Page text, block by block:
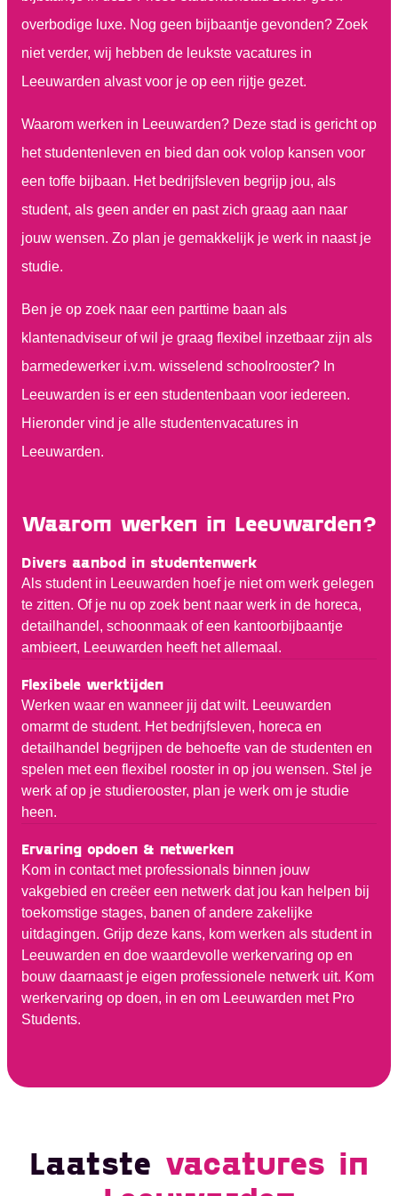
overbodige luxe. Nog geen bijbaantje gevonden? Zoek
niet verder, wij hebben de leukste vacatures in
Leeuwarden alvast voor je op een rijtje gezet.
Waarom werken in Leeuwarden? Deze stad is gericht op
het studentenleven en bied dan ook volop kansen voor
een toffe bijbaan. Het bedrijfsleven begrijp jou, als
student, als geen ander en past zich graag aan naar
jouw wensen. Zo plan je gemakkelijk je werk in naast je
studie.
Ben je op zoek naar een parttime baan als
klantenadviseur of wil je graag flexibel inzetbaar zijn als
barmedewerker i.v.m. wisselend schoolrooster? In
Leeuwarden is er een studentenbaan voor iedereen.
Hieronder vind je alle studentenvacatures in
Leeuwarden.
Waarom werken in Leeuwarden?
Divers aanbod in studentenwerk
Als student in Leeuwarden hoef je niet om werk gelegen
te zitten. Of je nu op zoek bent naar werk in de horeca,
detailhandel, schoonmaak of een kantoorbijbaantje
ambieert, Leeuwarden heeft het allemaal.
Flexibele werktijden
Werken waar en wanneer jij dat wilt. Leeuwarden
omarmt de student. Het bedrijfsleven, horeca en
detailhandel begrijpen de behoefte van de studenten en
spelen met een flexibel rooster in op jou wensen. Stel je
werk af op je studierooster, plan je werk om je studie
heen.
Ervaring opdoen & netwerken
Kom in contact met professionals binnen jouw
vakgebied en creëer een netwerk dat jou kan helpen bij
toekomstige stages, banen of andere zakelijke
uitdagingen. Grijp deze kans, kom werken als student in
Leeuwarden en doe waardevolle werkervaring op en
bouw daarnaast je eigen professionele netwerk uit. Kom
werkervaring op doen, in en om Leeuwarden met Pro
Students.
Laatste vacatures in
Ontvang vacatures
direct in je mailbox